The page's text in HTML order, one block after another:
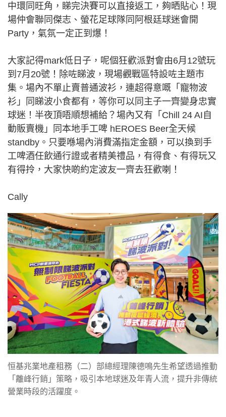
中環同旺角，睇完決賽可以直接返工，夠晒貼心！現
場仲會聯同傑志、螢花足球隊同阿根廷球迷會開
Party，氣氛一定正到爆！
大家記得mark低日子，呢個狂歡派對會由6月12號玩
到7月20號！除咗睇波，現場觀戰區特設咗主題市
集。場內不單止賣普通波衫，連超得意嘅「寵物波
衫」同睇波小食都有，等你可以同主子一齊變身忠實
球迷！半夜頂唔順想補給？場內又有「Chill 24 AI自
動販賣機」同本地手工啤 hEROES Beer全天候
standby。只要喺場內消費滿指定金額，可以換到手
工啤酒任飲通行證或者精美禮品，有得食、有得玩又
有得拎，大家快啲約定波友一齊去狂歡喇！
Cally
恒基兆業地產租務（二）部總經理陳德鳴先生希望透過推動
「離峰行銷」策略，吸引本地球迷及年青人流，提升非傳統
營業時段的活躍度。